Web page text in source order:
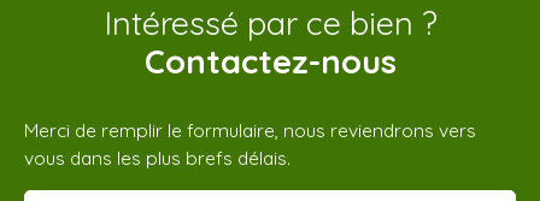
Intéressé par ce bien ?
Contactez-nous
Merci de remplir le formulaire, nous reviendrons vers
vous dans les plus brefs délais.